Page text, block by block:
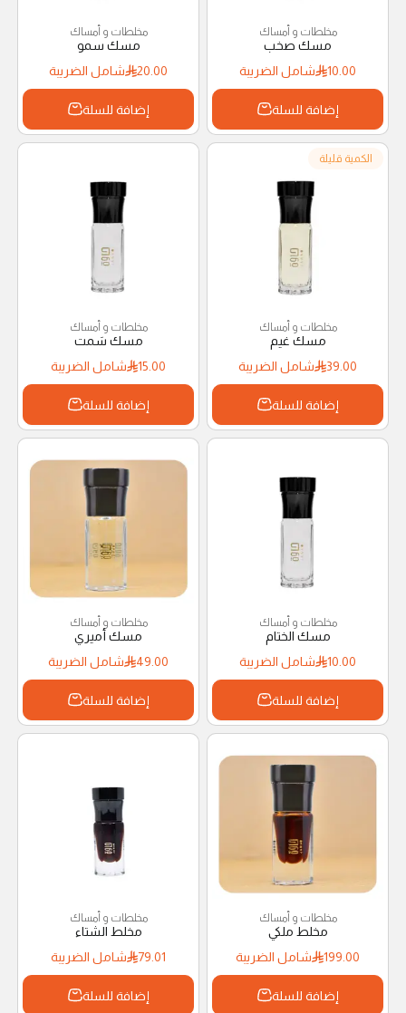
مخلطات و أمساك
مسك صخب
10.00
شامل الضريبة
إضافة للسلة
مخلطات و أمساك
مسك سمو
20.00
شامل الضريبة
إضافة للسلة
الكمية قليلة
مخلطات و أمساك
مسك غيم
39.00
شامل الضريبة
إضافة للسلة
مخلطات و أمساك
مسك سَمت
15.00
شامل الضريبة
إضافة للسلة
مخلطات و أمساك
مسك الختام
10.00
شامل الضريبة
إضافة للسلة
مخلطات و أمساك
مسك أميري
49.00
شامل الضريبة
إضافة للسلة
مخلطات و أمساك
مخلط ملكي
199.00
شامل الضريبة
إضافة للسلة
مخلطات و أمساك
مخلط الشتاء
79.01
شامل الضريبة
إضافة للسلة